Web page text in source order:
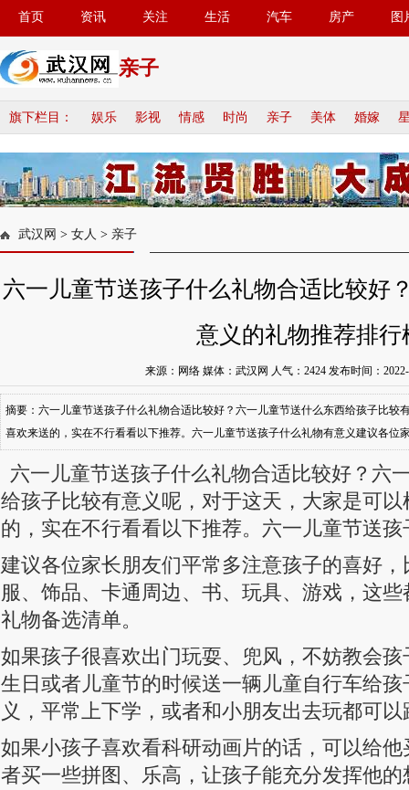
首页 资讯 关注 生活 汽车 房产 图
亲子
旗下栏目： 娱乐 影视 情感 时尚 亲子 美体 婚嫁
武汉网 > 女人 > 亲子
六一儿童节送孩子什么礼物合适比较好
意义的礼物推荐排行
来源：网络 媒体：武汉网 人气： 2424 发布时间：
摘要：六一儿童节送孩子什么礼物合适比较好？六一儿童节送什么东西给孩子比较
喜欢来送的，实在不行看看以下推荐。六一儿童节送孩子什么礼物有意义建议各位
风，不妨教会孩子骑自行车，然后在生日或者儿童节的时候送一辆儿童自行车给孩
六一儿童节送孩子什么礼物合适比较好？六
给孩子比较有意义呢，对于这天，大家是可
的，实在不行看看以下推荐。六一儿童节送
建议各位家长朋友们平常多注意孩子的喜好
服、饰品、卡通周边、书、玩具、游戏，这
礼物备选清单。
如果孩子很喜欢出门玩耍、兜风，不妨教会
生日或者儿童节的时候送一辆儿童自行车给
义，平常上下学，或者和小朋友出去玩都可
如果小孩子喜欢看科研动画片的话，可以给
者买一些拼图、乐高，让孩子能充分发挥他